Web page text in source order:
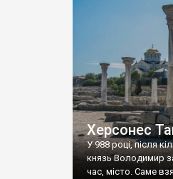
візантійської
культурної
Офіційно – на
влада в Україні
Херсонес
У 988 році, після
князь Володимир
час, місто. Саме